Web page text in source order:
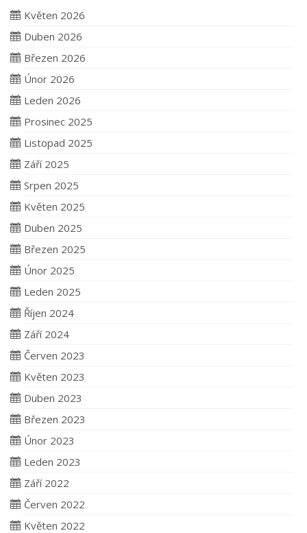
Květen 2026
Duben 2026
Březen 2026
Únor 2026
Leden 2026
Prosinec 2025
Listopad 2025
Září 2025
Srpen 2025
Květen 2025
Duben 2025
Březen 2025
Únor 2025
Leden 2025
Říjen 2024
Září 2024
Červen 2023
Květen 2023
Duben 2023
Březen 2023
Únor 2023
Leden 2023
Září 2022
Červen 2022
Květen 2022